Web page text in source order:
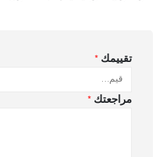
تقييمك *
مراجعتك *